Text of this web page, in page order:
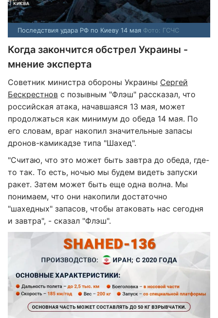
Последствия удара РФ по Киеву 14 мая Фото: ГСЧС
Когда закончится обстрел Украины -
мнение эксперта
Советник министра обороны Украины Сергей
Бескрестнов с позывным "Флэш" рассказал, что
российская атака, начавшаяся 13 мая, может
продолжаться как минимум до обеда 14 мая. По
его словам, враг накопил значительные запасы
дронов-камикадзе типа "Шахед".
"Считаю, что это может быть завтра до обеда, где-
то так. То есть, ночью мы будем видеть запуски
ракет. Затем может быть еще одна волна. Мы
понимаем, что они накопили достаточно
"шахедных" запасов, чтобы атаковать нас сегодня
и завтра", - сказал "Флэш".